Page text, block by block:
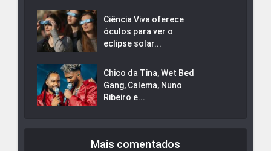
Ciência Viva oferece
óculos para ver o
eclipse solar...
Chico da Tina, Wet Bed
Gang, Calema, Nuno
Ribeiro e...
Mais comentados